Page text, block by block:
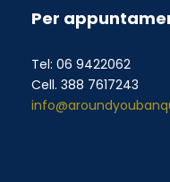
Per
Tel: 06 9422062
Cell. 388 7617243